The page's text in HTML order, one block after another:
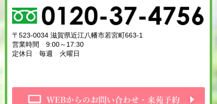
〒523-0034 滋賀県近江八幡市若宮町663-1
営業時間 9:00～17:30
定休日 毎週 火曜日